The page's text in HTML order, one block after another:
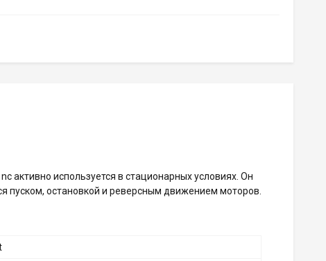
активно используется в стационарных условиях. Он
пуском, остановкой и реверсным движением моторов.